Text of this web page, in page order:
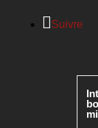
Suivre